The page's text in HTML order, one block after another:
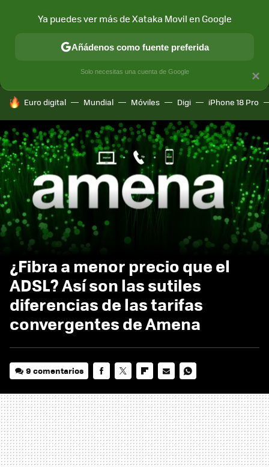
MÓVIL Y SOCIEDAD APLICACIONES
HOY SE HABLA DE
Euro digital Mundial Móviles Digi iPhone 18 Pro
¿Fibra a menor precio que el
ADSL? Así son las sutiles
diferencias de las tarifas
convergentes de Amena
9 comentarios
MAIL
×
Ya puedes ver más de Xataka Movil en Google
Añádenos como fuente preferida
Solo necesitas una cuenta de Google